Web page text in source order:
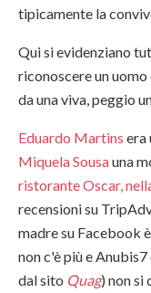
tipicamente la
Qui si evidenziano
riconoscere un uomo
da una viva, peggio
Eduardo Martins era
Miquela Sousauna
ristorante Oscar,
recensioni su
madre su Facebook
non c'è più e
dal sito Quag) non si